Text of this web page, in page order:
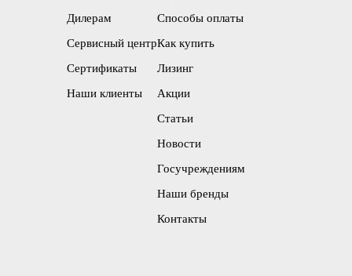
Дилерам
Сервисный центр
Сертификаты
Наши клиенты
Способы оплаты
Как купить
Лизинг
Акции
Статьи
Новости
Госучреждениям
Наши бренды
Контакты